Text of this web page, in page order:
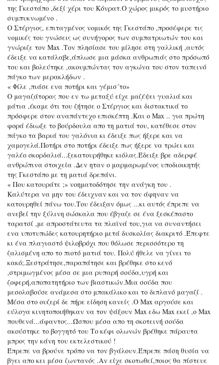
της Γκεστάπο ,δεξί χέρι του Κόνρατ.Ο χώρος μικρός το μυστήριο
συμπυκνωμένο .
Ο Στέργιος, επιταγμένος νομικός της Γκεστάπο ,προσέφερε τις
νομικές του γνώσεις ως συνήγορος των συμπατριωτών του και
γνώριζε τον Μax .Τον πλησίασε του μίλησε στη γαλλική ,αυτός
έδειξε να κατάλαβε,άπλωσε μια μάσκα ανθρωπιάς στο πρόσωπό
του και βολεύτηκε ,ακουμπώντας τον αγκώνα του στον ταπεινό
πάγκο των μερακλήδων .
« Φίλε ,πιάσε ενα ποτήρι και γέμισ´το»
Ο μαγαζάτορας που εν τω μεταξύ είχε μαζέψει γυαλιά και
μάτια ,έκαμε ότι του ζήτησε ο Στέργιος και διστακτικά το
πρόσφερε στον αναπάντεχο επισκέπτη .Και ο Max .. για πρώτη
φορά έδιωξε το βούρδουλα απο τη ματιά του, κατέθεσε στον
πάγκο τα βαριά του γαλόνια κι έδειξε πως ήξερε και να
χαμογελά.Ποτήρι στο ποτήρι έδειξε πως ήξερε να τρώει και
γαλέο σκορδαλιά...ξεκατουρήθηκε κιόλας.Έδειξε βρε αδερφέ
ανθρώπινα στοιχεία .Δεν ηταν ο μαρμαρωμένος υποδιοικητής
της Γκεστάπο με τη ματιά δρεπάνι.
« Που κατουράτε ;» νοηματοδότησε την ανάγκη του .
Καλύτερα να μην του έδειχναν και να τον άφηναν να
κατουρηθεί πάνω του.Του έδειξαν όμως ...κι αυτός έπρεπε να
ανεβεί την ξύλινη σώσκαλα που έβγαζε σε ένα ξεσκέπαστο
ταρατσί ,με απροστάτευτα τα πλαϊνά του,για να συναντήσει
ενα υποτυπώδες κατουρητήριο μετά δυσκολίας διακριτό .Έπεφτε
κι ένα πλαγιαστό ψιλοβρόχι που θόλωσε περισσότερο τη
ζαλισμένη απο το πιοτό ματιά του. Πολύ ήθελε να γίνει το
κακό;.Ξεστράτησε,παραπάτησε και βρέθηκε στο κενό
,στριμωγμένος μέσα σε μια ρυπαρή σούδα,υγρή και
ζοφερή,αποπατητήριο των βιαστικών.Μια σούδα που
μεσολαβούσε ανάμεσα στο μπακάλικο και το διπλανό μαγαζί .
Μέσα στο ουζερί δε πήρε είδηση κανείς .Ο Max αργούσε και
εύλογα κινητοποιήθηκαν να τον ψάξουν Max εδω Max εκεί ,ο Max
πουθενά...άφαντος...Ώσπου μέσα απο τη σκοτεινή σούδα
ακούστηκε το βογγητό του Το κέφι ολωνών βρέθηκε πάραυτα
μπρος την κάνη του εκτελεστικού !
Έπρεπε να βρούνε τρόπο να τον βγάλουν.Έπρεπε πάση θυσία να
βγει απο κει μέσα ζωντανός .Αν είχε σκοτωθεί,ποιος θα πίστευε